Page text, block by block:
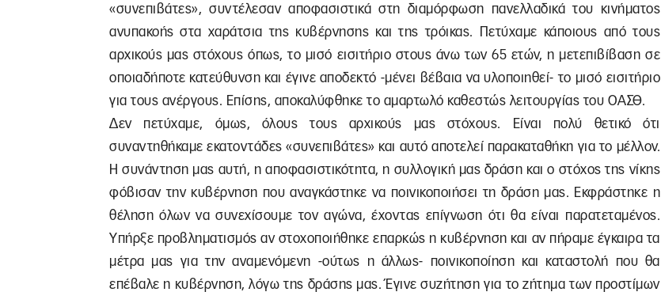
«συνεπιβάτες», συντέλεσαν αποφασιστικά στη διαμόρφωση πανελλαδικά του κινήματος
ανυπακοής στα χαράτσια της κυβέρνησης και της τρόικας. Πετύχαμε κάποιους από τους
αρχικούς μας στόχους όπως, το μισό εισιτήριο στους άνω των 65 ετών, η μετεπιβίβαση σε
οποιαδήποτε κατεύθυνση και έγινε αποδεκτό -μένει βέβαια να υλοποιηθεί- το μισό εισιτήριο
για τους ανέργους. Επίσης, αποκαλύφθηκε το αμαρτωλό καθεστώς λειτουργίας του ΟΑΣΘ.
Δεν πετύχαμε, όμως, όλους τους αρχικούς μας στόχους. Είναι πολύ θετικό ότι
συναντηθήκαμε εκατοντάδες «συνεπιβάτες» και αυτό αποτελεί παρακαταθήκη για το μέλλον.
Η συνάντηση μας αυτή, η αποφασιστικότητα, η συλλογική μας δράση και o στόχος της νίκης
φόβισαν την κυβέρνηση που αναγκάστηκε να ποινικοποιήσει τη δράση μας. Εκφράστηκε η
θέληση όλων να συνεχίσουμε τον αγώνα, έχοντας επίγνωση ότι θα είναι παρατεταμένος.
Υπήρξε προβληματισμός αν στοχοποιήθηκε επαρκώς η κυβέρνηση και αν πήραμε έγκαιρα τα
μέτρα μας για την αναμενόμενη -ούτως η άλλως- ποινικοποίηση και καταστολή που θα
επέβαλε η κυβέρνηση, λόγω της δράσης μας. Έγινε συζήτηση για το ζήτημα των προστίμων